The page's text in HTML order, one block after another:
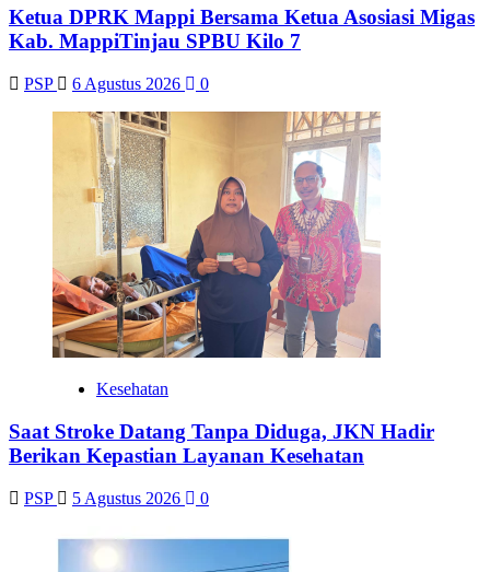
Kesehatan
Saat Stroke Datang Tanpa Diduga, JKN Hadir
Berikan Kepastian Layanan Kesehatan
PSP 5 Agustus 2026 0